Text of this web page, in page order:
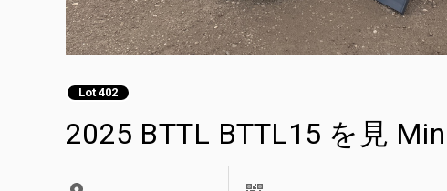
Lot 402
2025 BTTL BTTL15 を見